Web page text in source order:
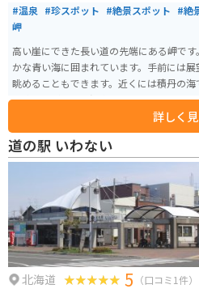
#温泉 #珍スポット #絶景スポット #絶
岬
高い崖にできた長い道の先端にある岬で
かな青い海に囲まれています。手前には
眺めることもできます。近くには積丹の
る飲食店が多く、温泉もあります。
詳しく
道の駅 いわない
北海道 5 （口コミ1件）